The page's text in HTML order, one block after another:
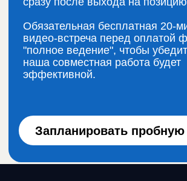
Телеграме
Инстаграме
ТикТоке Ютубе
Политика конфиденциальности